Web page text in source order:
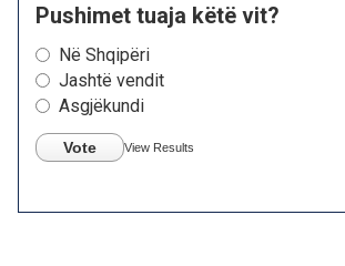
Pushimet tuaja këtë vit?
Në Shqipëri
Jashtë vendit
Asgjëkundi
Vote View Results